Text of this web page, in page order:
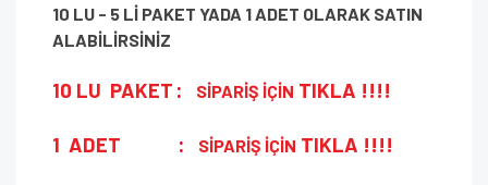
10 LU - 5 Lİ PAKET YADA 1 ADET OLARAK SATIN
ALABİLİRSİNİZ
10 LU PAKET : SİPARİŞ İÇİN TIKLA !!!!
1 ADET : SİPARİŞ İÇİN TIKLA !!!!